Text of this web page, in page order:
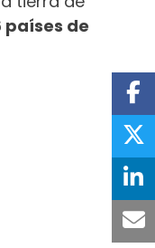
países de